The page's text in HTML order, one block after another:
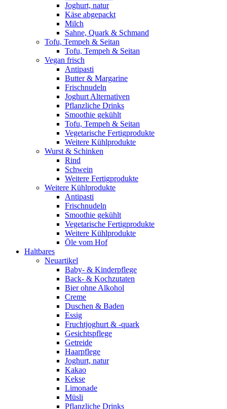
Joghurt, natur
Käse abgepackt
Milch
Sahne, Quark & Schmand
Tofu, Tempeh & Seitan
Tofu, Tempeh & Seitan
Vegan frisch
Antipasti
Butter & Margarine
Frischnudeln
Joghurt Alternativen
Pflanzliche Drinks
Smoothie gekühlt
Tofu, Tempeh & Seitan
Vegetarische Fertigprodukte
Weitere Kühlprodukte
Wurst & Schinken
Rind
Schwein
Weitere Fertigprodukte
Weitere Kühlprodukte
Antipasti
Frischnudeln
Smoothie gekühlt
Vegetarische Fertigprodukte
Weitere Kühlprodukte
Öle vom Hof
Haltbares
Neuartikel
Baby- & Kinderpflege
Back- & Kochzutaten
Bier ohne Alkohol
Creme
Duschen & Baden
Essig
Fruchtjoghurt & -quark
Gesichtspflege
Getreide
Haarpflege
Joghurt, natur
Kakao
Kekse
Limonade
Müsli
Pflanzliche Drinks